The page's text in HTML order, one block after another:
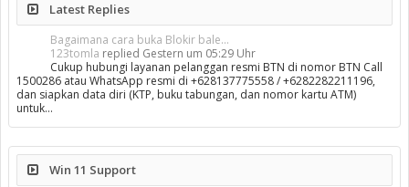
Latest Replies
Bagaimana cara buka Blokir bale...
123tomla replied Gestern um 05:29 Uhr
Cukup hubungi layanan pelanggan resmi BTN di nomor BTN Call
1500286 atau WhatsApp resmi di +628137775558 / +6282282211196,
dan siapkan data diri (KTP, buku tabungan, dan nomor kartu ATM)
untuk…
Win 11 Support